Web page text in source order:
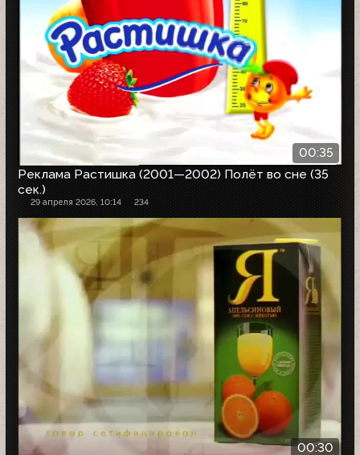
00:35
Реклама Растишка (2001—2002) Полёт во сне (35
сек.)
29 апреля 2026, 10:14 234
00:30